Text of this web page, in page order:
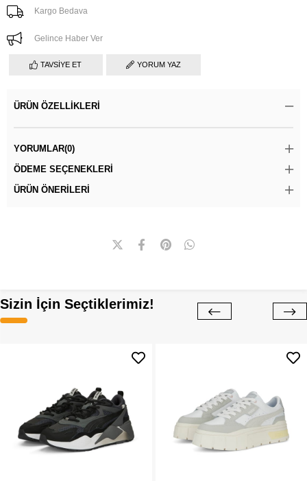
Kargo Bedava
Gelince Haber Ver
TAVSIYE ET YORUM YAZ
ÜRÜN ÖZELLIKLERI
YORUMLAR(0)
ÖDEME SEÇENEKLERI
ÜRÜN ÖNERILERI
Sizin İçin Seçtiklerimiz!